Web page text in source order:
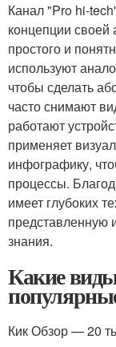
Канал "Pro hi-
концепции своей
простого и
используют
чтобы сделать
часто снимают
работают
применяет
инфографику,
процессы.
имеет глубоких
представленную
знания.
Какие
Кик Обзор — 20